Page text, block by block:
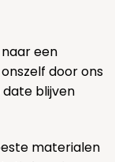
een
door ons
blijven
materialen